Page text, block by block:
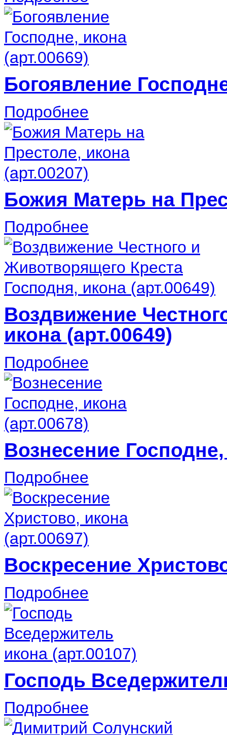
Богоявление
Подробнее
Божия Матерь на
Подробнее
Воздвижение
икона (арт.00649)
Подробнее
Вознесение
Подробнее
Воскресение
Подробнее
Господь
Подробнее